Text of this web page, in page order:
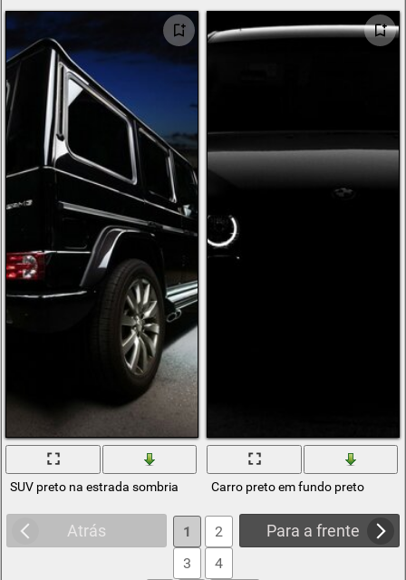
SUV preto na estrada sombria Carro preto em fundo preto
Atrás Para a frente
1
2
3
4